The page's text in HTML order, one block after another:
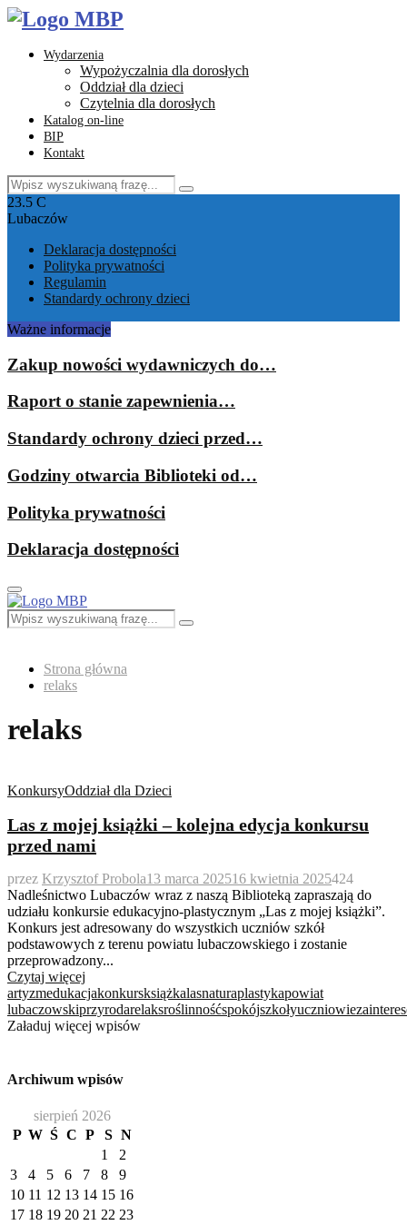
Wydarzenia
Wypożyczalnia dla dorosłych
Oddział dla dzieci
Czytelnia dla dorosłych
Katalog on-line
BIP
Kontakt
Search
for:
Search
Facebook
Instagram
Youtube
Email
23.5 C
Lubaczów
Deklaracja dostępności
Polityka prywatności
Regulamin
Standardy ochrony dzieci
Ważne informacje
Zakup nowości wydawniczych do…
Raport o stanie zapewnienia…
Standardy ochrony dzieci przed…
Godziny otwarcia Biblioteki od…
Polityka prywatności
Deklaracja dostępności
Primary
Menu
Search
for:
Search
Strona główna
relaks
relaks
KonkursyOddział dla Dzieci
Las z mojej książki – kolejna edycja konkursu
przed nami
przez Krzysztof Probola13 marca 202516 kwietnia 2025424
Nadleśnictwo Lubaczów wraz z naszą Biblioteką zapraszają do
udziału konkursie edukacyjno-plastycznym „Las z mojej książki”.
Konkurs jest adresowany do wszystkich uczniów szkół
podstawowych z terenu powiatu lubaczowskiego i zostanie
przeprowadzony...
Czytaj więcej
artyzmedukacjakonkursksiążkalasnaturaplastykapowiat
lubaczowskiprzyrodarelaksroślinnośćspokójszkołyuczniowie
Załaduj więcej wpisów
Archiwum wpisów
sierpień 2026
P W Ś C P S N
1
2
3
4 5 6 7 8
9
10 11 12 13 14 15 16
17 18 19 20 21 22 23